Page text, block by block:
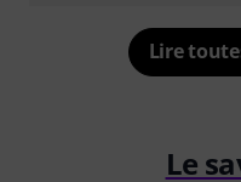
Lire
Le